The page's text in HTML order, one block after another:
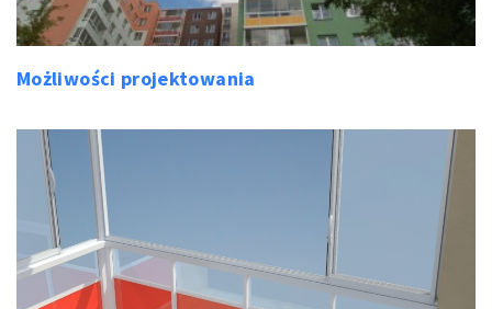
Możliwości projektowania